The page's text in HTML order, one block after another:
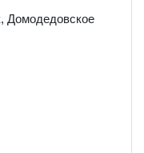
Домодедовское